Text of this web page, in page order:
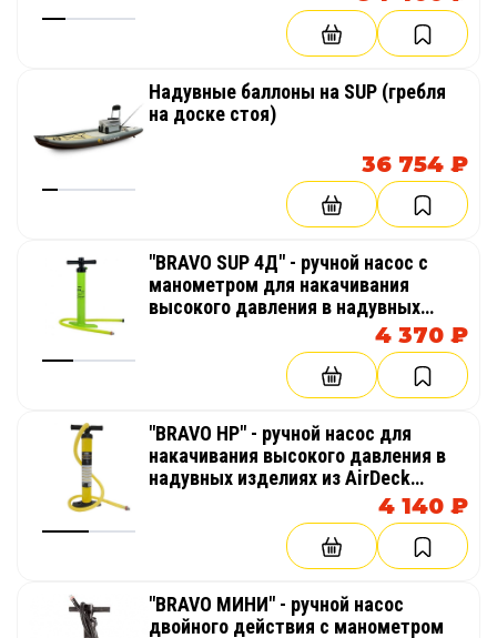
Надувные баллоны на SUP (гребля
на доске стоя)
36 754 ₽
"BRAVO SUP 4Д" - ручной насос с
манометром для накачивания
высокого давления в надувных
изделиях из AirDeck (воздушная
палуба), SUP (гребля на доске стоя)
4 370 ₽
"BRAVO HP" - ручной насос для
накачивания высокого давления в
надувных изделиях из AirDeck
(воздушная палуба), SUP (доска для
4 140 ₽
"BRAVO МИНИ" - ручной насос
двойного действия с манометром